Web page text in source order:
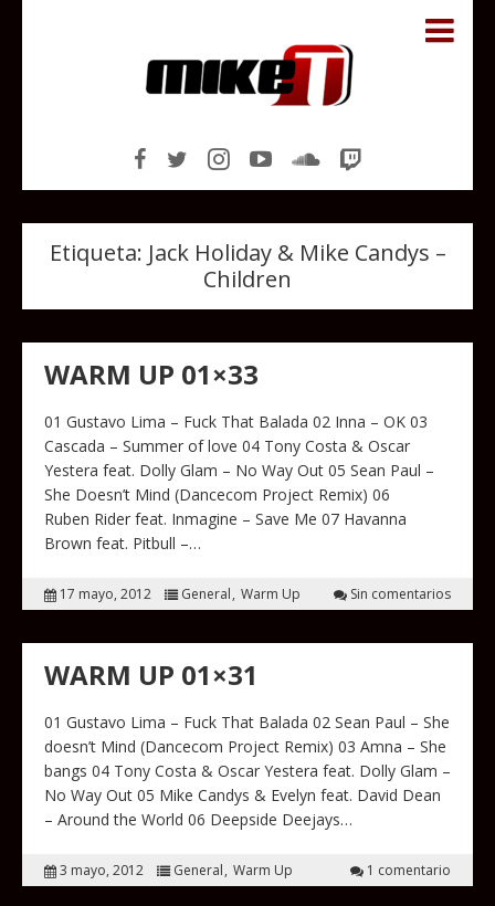
Etiqueta: Jack Holiday & Mike Candys –
Children
WARM UP 01×33
01 Gustavo Lima – Fuck That Balada 02 Inna – OK 03
Cascada – Summer of love 04 Tony Costa & Oscar
Yestera feat. Dolly Glam – No Way Out 05 Sean Paul –
She Doesn’t Mind (Dancecom Project Remix) 06
Ruben Rider feat. Inmagine – Save Me 07 Havanna
Brown feat. Pitbull –…
17 mayo, 2012 General Warm Up Sin comentarios
WARM UP 01×31
01 Gustavo Lima – Fuck That Balada 02 Sean Paul – She
doesn’t Mind (Dancecom Project Remix) 03 Amna – She
bangs 04 Tony Costa & Oscar Yestera feat. Dolly Glam –
No Way Out 05 Mike Candys & Evelyn feat. David Dean
– Around the World 06 Deepside Deejays…
3 mayo, 2012 General Warm Up 1 comentario